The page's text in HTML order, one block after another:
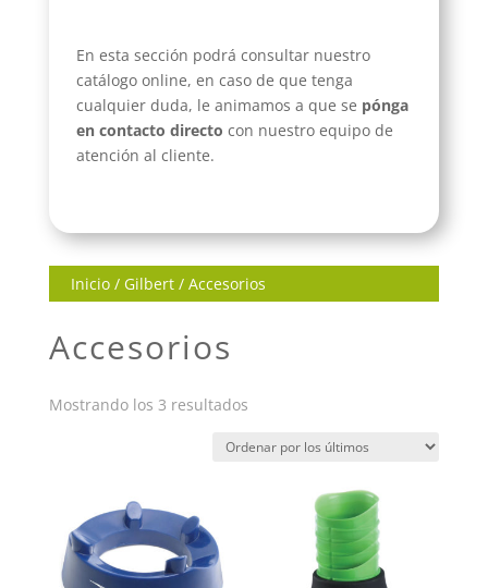
En esta sección podrá consultar nuestro
catálogo online, en caso de que tenga
cualquier duda, le animamos a que se pónga
en contacto directo con nuestro equipo de
atención al cliente.
Inicio/ Gilbert/ Accesorios
Accesorios
Mostrando los 3 resultadosOrdenado
los